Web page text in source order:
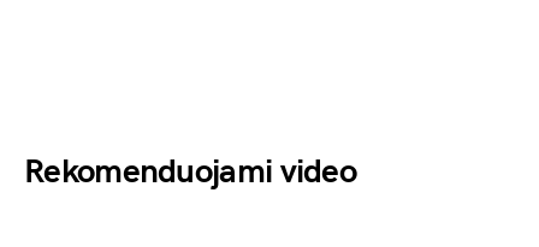
Rekomenduojami video